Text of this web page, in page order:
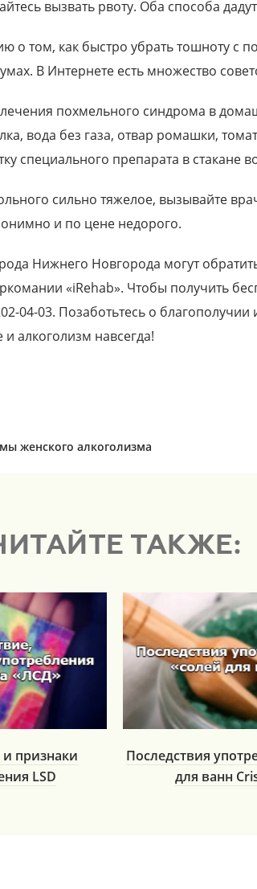
вызвать рвоту. Оба способа
о том, как быстро убрать тошноту с
В Интернете есть множество
похмельного синдрома в
вода без газа, отвар ромашки,
специального препарата в стакане
сильно тяжелое, вызывайте
и по цене недорого.
Нижнего Новгорода могут
«iRehab». Чтобы получить
04-03. Позаботьтесь о
алкоголизм навсегда!
женского алкоголизма
ТАКЖЕ:
признаки
LSD
Последствия
для ванн